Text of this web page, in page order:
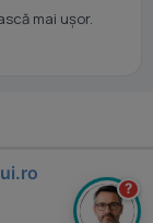
mai ușor.
?